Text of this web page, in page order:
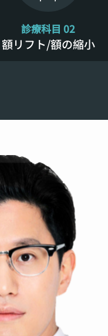
診療科目 02
額リフト/額の縮小